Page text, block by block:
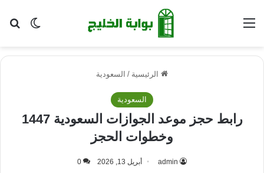
الوضع القائمة
الرئيسية / السعودية
السعودية
رابط حجز موعد الجوازات السعودية 1447
وخطوات الحجز
admin أبريل 13, 2026 0